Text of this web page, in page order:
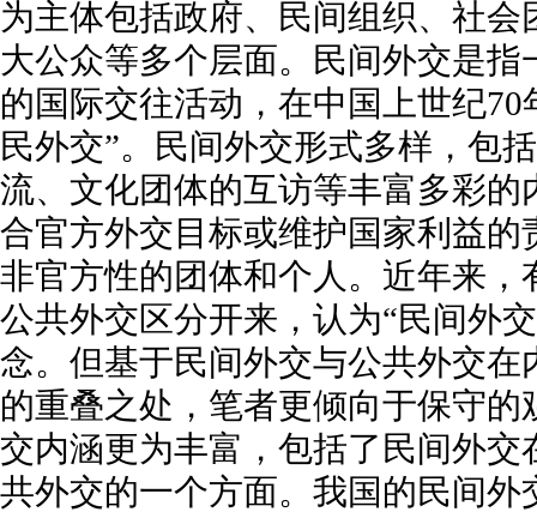
为主体包括政府、民间组织、社会
大公众等多个层面。民间外交是指
的国际交往活动，在中国上世纪70
民外交”。民间外交形式多样，包
流、文化团体的互访等丰富多彩的
合官方外交目标或维护国家利益的
非官方性的团体和个人。近年来，
公共外交区分开来，认为“民间外
念。但基于民间外交与公共外交在
的重叠之处，笔者更倾向于保守的
交内涵更为丰富，包括了民间外交
共外交的一个方面。我国的民间外